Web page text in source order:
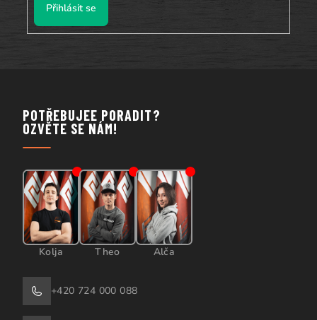
Přihlásit se
POTŘEBUJEE PORADIT?
OZVĚTE SE NÁM!
Kolja Theo Alča
+420 724 000 088